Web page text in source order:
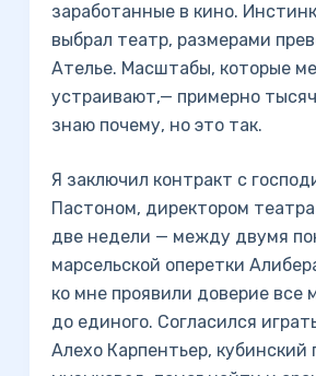
заработанные в кино.
выбрал театр, размерами
Ателье. Масштабы, которые
устраивают,— примерно
знаю почему, но это так.
Я заключил контракт с
Пастоном, директором
две недели — между двумя
марсельской оперетки
ко мне проявили доверие все
до единого. Согласился
Алехо Карпентьер, кубинский